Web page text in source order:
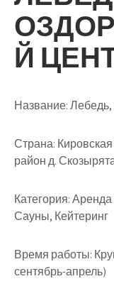
Й
Название:Лебедь,
Страна:
район д.
Категория:Аренда
Сауны, Кейтеринг
Время работы:
сентябрь-апрель)